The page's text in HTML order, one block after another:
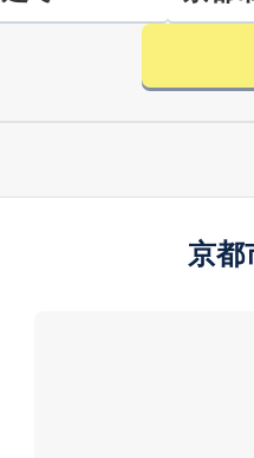
京都